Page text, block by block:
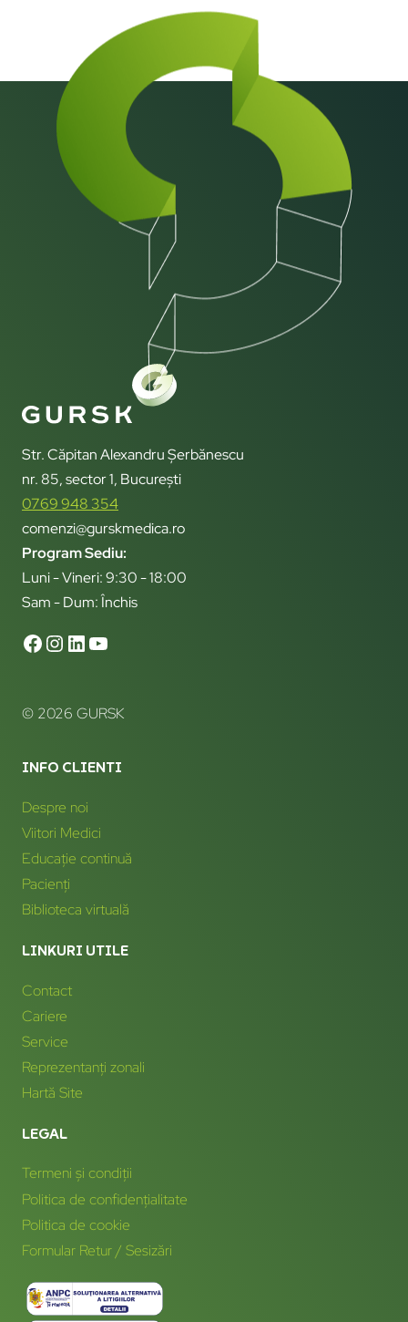
Str. Căpitan Alexandru Șerbănescu
nr. 85, sector 1, București
0769 948 354
comenzi@gurskmedica.ro
Program Sediu:
Luni - Vineri: 9:30 - 18:00
Sam - Dum: Închis
© 2026 GURSK
INFO CLIENTI
Despre noi
Viitori Medici
Educație continuă
Pacienți
Biblioteca virtuală
LINKURI UTILE
Contact
Cariere
Service
Reprezentanți zonali
Hartă Site
LEGAL
Termeni și condiții
Politica de confidențialitate
Politica de cookie
Formular Retur / Sesizări